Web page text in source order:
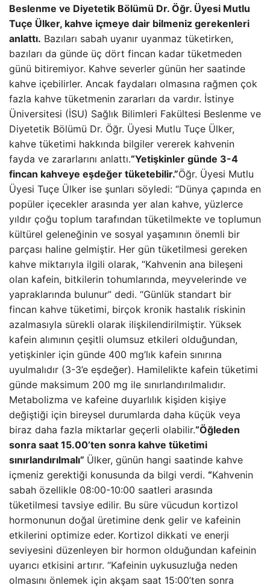
Beslenme ve Diyetetik Bölümü Dr. Öğr. Üyesi Mutlu
Tuçe Ülker, kahve içmeye dair bilmeniz gerekenleri
anlattı. Bazıları sabah uyanır uyanmaz tüketirken,
bazıları da günde üç dört fincan kadar tüketmeden
günü bitiremiyor. Kahve severler günün her saatinde
kahve içebilirler. Ancak faydaları olmasına rağmen çok
fazla kahve tüketmenin zararları da vardır. İstinye
Üniversitesi (İSU) Sağlık Bilimleri Fakültesi Beslenme ve
Diyetetik Bölümü Dr. Öğr. Üyesi Mutlu Tuçe Ülker,
kahve tüketimi hakkında bilgiler vererek kahvenin
fayda ve zararlarını anlattı.“Yetişkinler günde 3-4
fincan kahveye eşdeğer tüketebilir.”Öğr. Üyesi Mutlu
Üyesi Tuçe Ülker ise şunları söyledi: “Dünya çapında en
popüler içecekler arasında yer alan kahve, yüzlerce
yıldır çoğu toplum tarafından tüketilmekte ve toplumun
kültürel geleneğinin ve sosyal yaşamının önemli bir
parçası haline gelmiştir. Her gün tüketilmesi gereken
kahve miktarıyla ilgili olarak, “Kahvenin ana bileşeni
olan kafein, bitkilerin tohumlarında, meyvelerinde ve
yapraklarında bulunur” dedi. “Günlük standart bir
fincan kahve tüketimi, birçok kronik hastalık riskinin
azalmasıyla sürekli olarak ilişkilendirilmiştir. Yüksek
kafein alımının çeşitli olumsuz etkileri olduğundan,
yetişkinler için günde 400 mg’lık kafein sınırına
uyulmalıdır (3-3’e eşdeğer). Hamilelikte kafein tüketimi
günde maksimum 200 mg ile sınırlandırılmalıdır.
Metabolizma ve kafeine duyarlılık kişiden kişiye
değiştiği için bireysel durumlarda daha küçük veya
biraz daha fazla miktarlar geçerli olabilir.“Öğleden
sonra saat 15.00’ten sonra kahve tüketimi
sınırlandırılmalı” Ülker, günün hangi saatinde kahve
içmeniz gerektiği konusunda da bilgi verdi. “Kahvenin
sabah özellikle 08:00-10:00 saatleri arasında
tüketilmesi tavsiye edilir. Bu süre vücudun kortizol
hormonunun doğal üretimine denk gelir ve kafeinin
etkilerini optimize eder. Kortizol dikkati ve enerji
seviyesini düzenleyen bir hormon olduğundan kafeinin
uyarıcı etkisini artırır. “Kafeinin uykusuzluğa neden
olmasını önlemek için akşam saat 15:00’ten sonra